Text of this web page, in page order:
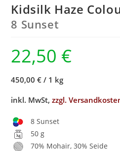
Kidsilk Haze
8 Sunset
22,50 €
450,00 € / 1 kg
inkl. MwSt,zzgl.
8 Sunset
50 g
70% Mohair, 30% Seide